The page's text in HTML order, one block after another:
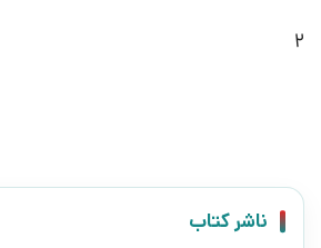
2
ناشر کتاب